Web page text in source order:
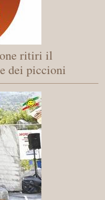
ritiri il
dei piccioni